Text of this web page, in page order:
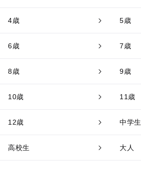
4歳 5歳
6歳 7歳
8歳 9歳
10歳 11歳
12歳 中学生
高校生 大人